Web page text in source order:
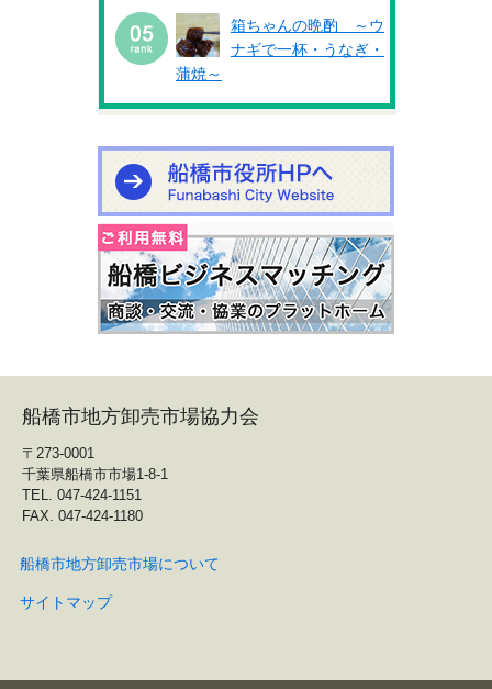
箱ちゃんの晩酌 ～ウ
ナギで一杯・うなぎ・
蒲焼～
船橋市地方卸売市場協力会
〒273-0001
千葉県船橋市市場1-8-1
TEL. 047-424-1151
FAX. 047-424-1180
船橋市地方卸売市場について
サイトマップ